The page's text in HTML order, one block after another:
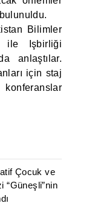
Bilimler
ile Işbirliği
anlaştılar.
için staj
Çocuk ve
“Güneşli”nin